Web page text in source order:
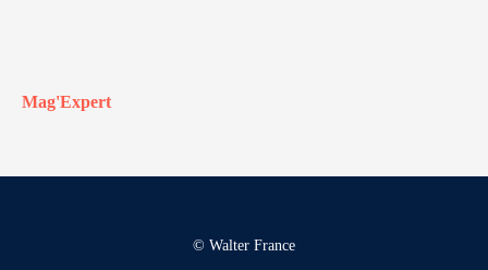
Mag'Expert
© Walter France